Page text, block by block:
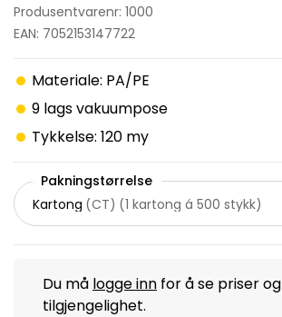
Produsentvarenr: 1000
EAN: 7052153147722
Materiale: PA/PE
9 lags vakuumpose
Tykkelse: 120 my
Pakningstørrelse
Kartong (CT) (1 kartong á 500 stykk)
Du må logge inn for å se priser og
tilgjengelighet.